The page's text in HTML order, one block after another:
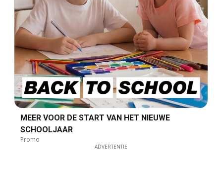
MEER VOOR DE START VAN HET NIEUWE
SCHOOLJAAR
Promo
ADVERTENTIE